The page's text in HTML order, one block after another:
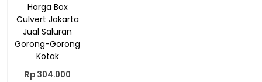
Harga Box
Culvert Jakarta
Jual Saluran
Gorong-Gorong
Kotak
Rp 304.000